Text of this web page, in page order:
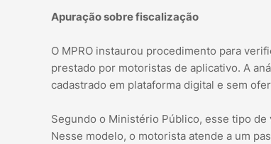
Apuração sobre fiscalização
O MPRO instaurou procedimento para
prestado por motoristas de aplicativo. A
cadastrado em plataforma digital e sem
Segundo o Ministério Público, esse tipo
Nesse modelo, o motorista atende a um